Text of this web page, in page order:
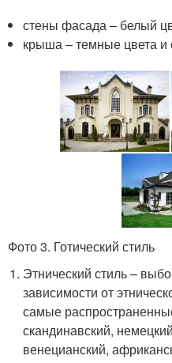
стены фасада – белый
крыша – темные цвета и
Фото 3. Готический стиль
Этнический стиль –
зависимости от
самые
скандинавский,
венецианский,